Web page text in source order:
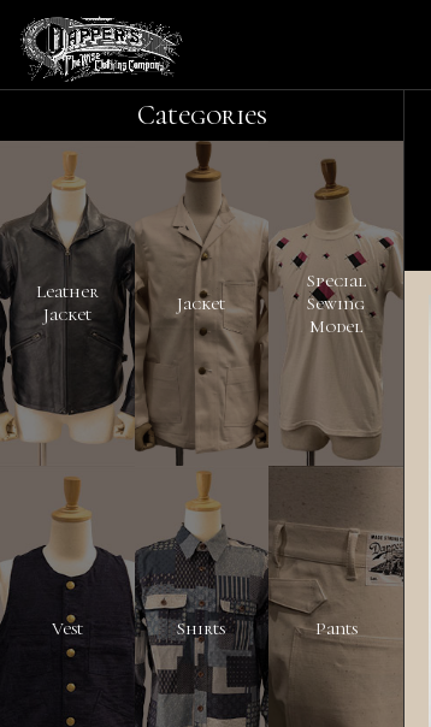
Categories
Leather
Jacket
Jacket
Special
Sewing
Model
Vest Shirts Pants